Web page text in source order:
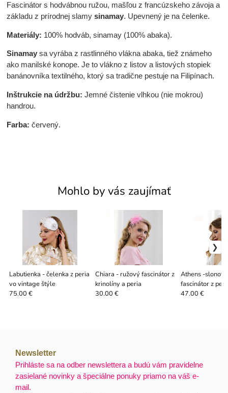
Fascinátor s hodvábnou ružou, mašľou z francúzskeho závoja a
základu z prírodnej slamysinamay. Upevnený je na čelenke.
Materiály: 100% hodváb, sinamay (100% abaka).
Sinamay sa vyrába z rastlinného vlákna abaka, tiež známeho
ako manilské konope. Je to vlákno z listov a listových stopiek
banánovníka textilného, ktorý sa tradične pestuje na Filipínach.
Inštrukcie na údržbu:Jemné čistenie vlhkou (nie mokrou)
handrou.
Farba: červený.
Mohlo by vás zaujímať
Labutienka - čelenka z peria
vo vintage štýle
75.00 €
Chiara - ružový fascinátor z
krinolíny a peria
30.00 €
Athens -
fascinátor z
hrebeni
47.00 €
Newsletter
Prihláste sa na odber newslettera a budú vám pravidelne
zasielané novinky a špeciálne ponuky priamo na váš e-
mail.